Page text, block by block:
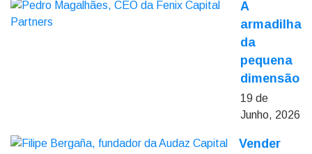
A
armadilha
da
pequena
dimensão
19 de
Junho, 2026
Vender